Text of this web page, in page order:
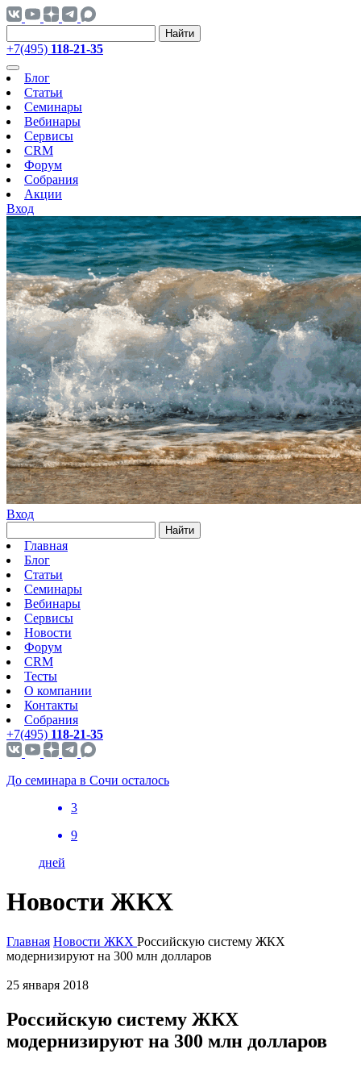
Найти
+7(495) 118-21-35
Блог
Статьи
Семинары
Вебинары
Сервисы
CRM
Форум
Собрания
Акции
Вход
Вход
Найти
Главная
Блог
Статьи
Семинары
Вебинары
Сервисы
Новости
Форум
CRM
Тесты
О компании
Контакты
Собрания
+7(495) 118-21-35
До семинара в Сочи осталось
3
9
дней
Новости ЖКХ
Главная Новости ЖКХ Российскую систему ЖКХ
модернизируют на 300 млн долларов
25 января 2018
Российскую систему ЖКХ
модернизируют на 300 млн долларов